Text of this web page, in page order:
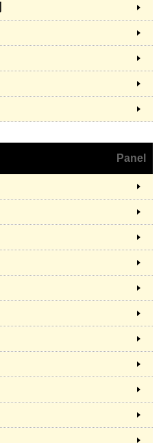
Panel